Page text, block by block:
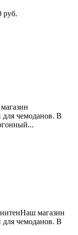
руб.
для чемоданов. В
магазин
для чемоданов. В